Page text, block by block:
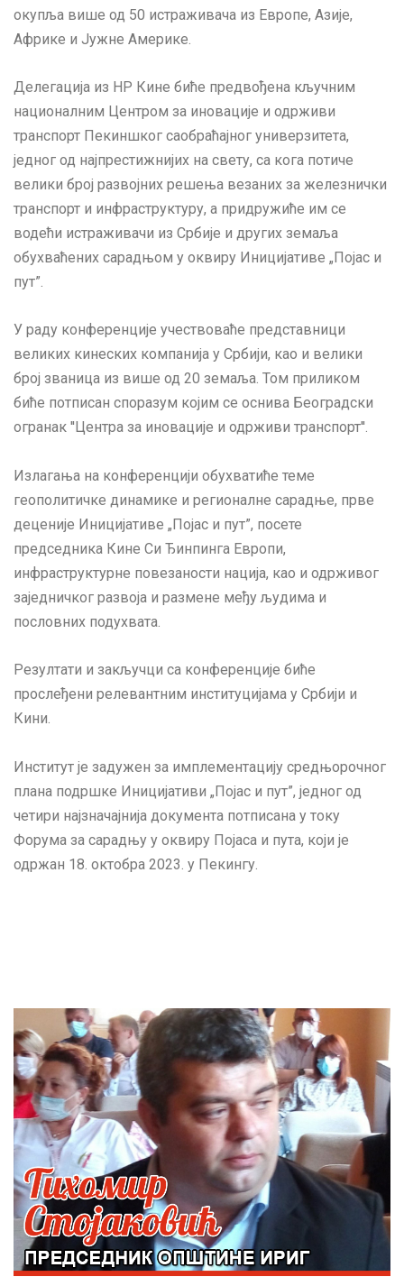
окупља више од 50 истраживача из Европе, Азије,
Африке и Јужне Америке.
Делегација из НР Кине биће предвођена кључним
националним Центром за иновације и одрживи
транспорт Пекиншког саобраћајног универзитета,
једног од најпрестижнијих на свету, са кога потиче
велики број развојних решења везаних за железнички
транспорт и инфраструктуру, а придружиће им се
водећи истраживачи из Србије и других земаља
обухваћених сарадњом у оквиру Иницијативе „Појас и
пут”.
У раду конференције учествоваће представници
великих кинеских компанија у Србији, као и велики
број званица из више од 20 земаља. Том приликом
биће потписан споразум којим се оснива Београдски
огранак ''Центра за иновације и одрживи транспорт''.
Излагања на конференцији обухватиће теме
геополитичке динамике и регионалне сарадње, прве
деценије Иницијативе „Појас и пут”, посете
председника Кине Си Ђинпинга Европи,
инфраструктурне повезаности нација, као и одрживог
заједничког развоја и размене међу људима и
пословних подухвата.
Резултати и закључци са конференције биће
прослеђени релевантним институцијама у Србији и
Кини.
Институт је задужен за имплементацију средњорочног
плана подршке Иницијативи „Појас и пут”, једног од
четири најзначајнија документа потписана у току
Форума за сарадњу у оквиру Појаса и пута, који је
одржан 18. октобра 2023. у Пекингу.